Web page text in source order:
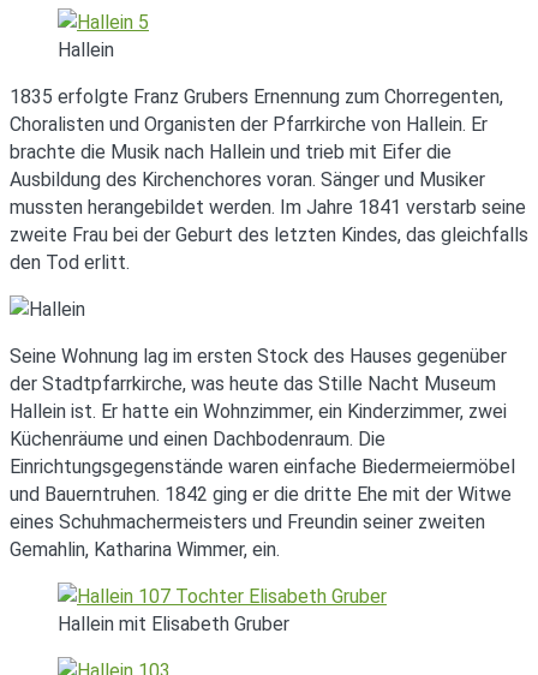
Hallein
1835 erfolgte Franz Grubers Ernennung zum Chorregenten,
Choralisten und Organisten der Pfarrkirche von Hallein. Er
brachte die Musik nach Hallein und trieb mit Eifer die
Ausbildung des Kirchenchores voran. Sänger und Musiker
mussten herangebildet werden. Im Jahre 1841 verstarb seine
zweite Frau bei der Geburt des letzten Kindes, das gleichfalls
den Tod erlitt.
Seine Wohnung lag im ersten Stock des Hauses gegenüber
der Stadtpfarrkirche, was heute das Stille Nacht Museum
Hallein ist. Er hatte ein Wohnzimmer, ein Kinderzimmer, zwei
Küchenräume und einen Dachbodenraum. Die
Einrichtungsgegenstände waren einfache Biedermeiermöbel
und Bauerntruhen. 1842 ging er die dritte Ehe mit der Witwe
eines Schuhmachermeisters und Freundin seiner zweiten
Gemahlin, Katharina Wimmer, ein.
Hallein mit Elisabeth Gruber